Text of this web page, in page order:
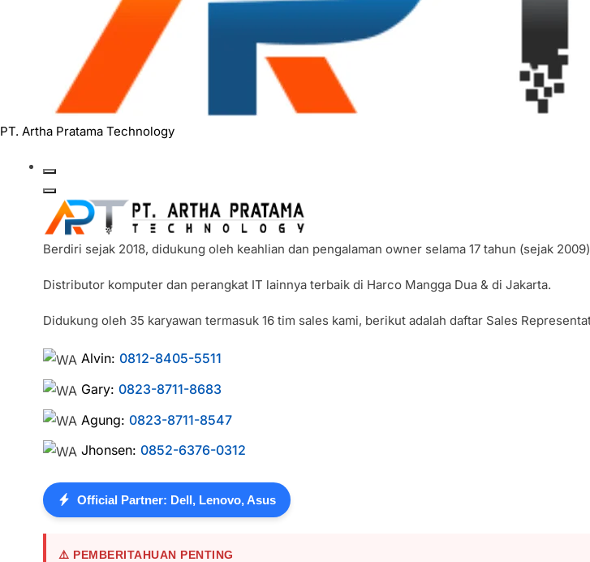
PT. Artha Pratama Technology
Berdiri sejak 2018, didukung oleh keahlian dan pengalaman owner selama 17 tahun (sejak
Distributor komputer dan perangkat IT lainnya terbaik di Harco Mangga Dua & di Jakarta.
Didukung oleh 35 karyawan termasuk 16 tim sales kami, berikut adalah daftar Sales
Alvin:0812-8405-5511
Gary:0823-8711-8683
Agung:0823-8711-8547
Jhonsen:0852-6376-0312
Official Partner: Dell, Lenovo, Asus
⚠️ PEMBERITAHUAN PENTING